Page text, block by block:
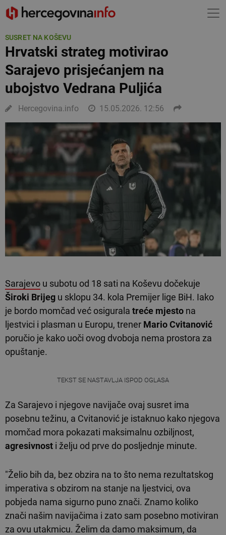
SUSRET NA KOŠEVU
Hrvatski strateg motivirao
Sarajevo prisjećanjem na
ubojstvo Vedrana Puljića
Hercegovina.info 15.05.2026. 12:56
Sarajevo u subotu od 18 sati na Koševu dočekuje
Široki Brijeg u sklopu 34. kola Premijer lige BiH. Iako
je bordo momčad već osigurala treće mjesto na
ljestvici i plasman u Europu, trener Mario Cvitanović
poručio je kako uoči ovog dvoboja nema prostora za
opuštanje.
TEKST SE NASTAVLJA ISPOD OGLASA
Za Sarajevo i njegove navijače ovaj susret ima
posebnu težinu, a Cvitanović je istaknuo kako njegova
momčad mora pokazati maksimalnu ozbiljnost,
agresivnost i želju od prve do posljednje minute.
"Želio bih da, bez obzira na to što nema rezultatskog
imperativa s obzirom na stanje na ljestvici, ova
pobjeda nama sigurno puno znači. Znamo koliko
znači našim navijačima i zato sam posebno motiviran
za ovu utakmicu. Želim da damo maksimum, da